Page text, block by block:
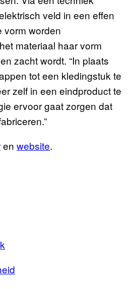
veld in een effen
vorm worden
materiaal haar vorm
zacht wordt. “In plaats
tot een kledingstuk te
zelf in een eindproduct te
ervoor gaat zorgen dat
en website.